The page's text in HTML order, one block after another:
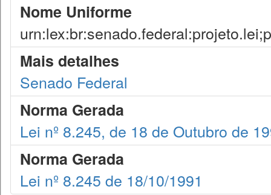
Nome Uniforme
Mais detalhes
Senado Federal
Norma Gerada
Lei nº 8.245, de 18 de Outubro de
Norma Gerada
Lei nº 8.245 de 18/10/1991